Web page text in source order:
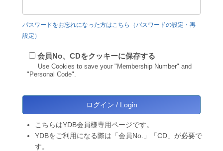
パスワードをお忘れになった方はこちら（パスワードの設定・再
設定）
会員No、CDをクッキーに保存する
Use Cookies to save your "Membership Number" and
"Personal Code".
こちらはYDB会員様専用ページです。
YDBをご利用になる際は「会員No.」「CD」が必要で
す。